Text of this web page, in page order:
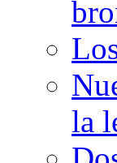
la